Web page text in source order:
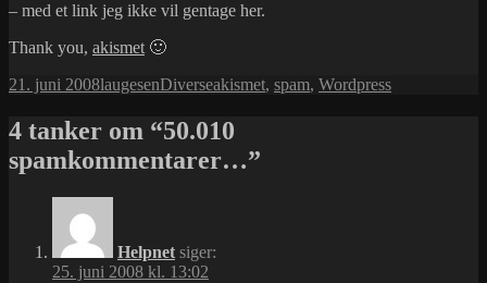
– med et link jeg ikke vil gentage her.
Thank you, akismet 🙂
Udgivet
21. juni 2008Forfatter
laugesenKategorier
DiverseTags
akismet, spam, Wordpress
4 tanker om “50.010
spamkommentarer…”
Helpnet siger:
25. juni 2008 kl. 13:02